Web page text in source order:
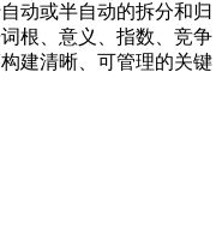
动或半自动的拆分和归
根、意义、指数、竞争
建清晰、可管理的关键